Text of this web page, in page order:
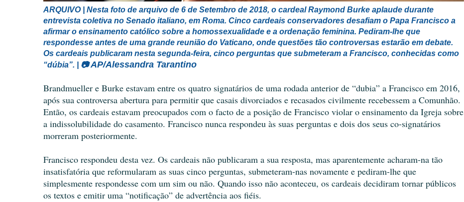
ARQUIVO | Nesta foto de arquivo de 6 de Setembro de 2018, o cardeal Raymond Burke aplaude durante
entrevista coletiva no Senado italiano, em Roma. Cinco cardeais conservadores desafiam o Papa Francisco a
afirmar o ensinamento católico sobre a homossexualidade e a ordenação feminina. Pediram-lhe que
respondesse antes de uma grande reunião do Vaticano, onde questões tão controversas estarão em debate.
Os cardeais publicaram nesta segunda-feira, cinco perguntas que submeteram a Francisco, conhecidas como
“dúbia”. | 📷AP/Alessandra Tarantino
Brandmueller e Burke estavam entre os quatro signatários de uma rodada anterior de “dubia” a Francisco em 2016,
após sua controversa abertura para permitir que casais divorciados e recasados ​​civilmente recebessem a Comunhão.
Então, os cardeais estavam preocupados com o facto de a posição de Francisco violar o ensinamento da Igreja sobre
a indissolubilidade do casamento. Francisco nunca respondeu às suas perguntas e dois dos seus co-signatários
morreram posteriormente.
Francisco respondeu desta vez. Os cardeais não publicaram a sua resposta, mas aparentemente acharam-na tão
insatisfatória que reformularam as suas cinco perguntas, submeteram-nas novamente e pediram-lhe que
simplesmente respondesse com um sim ou não. Quando isso não aconteceu, os cardeais decidiram tornar públicos
os textos e emitir uma “notificação” de advertência aos fiéis.